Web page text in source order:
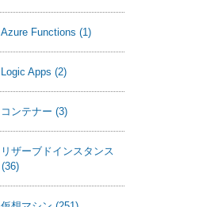
Azure Functions (1)
Logic Apps (2)
コンテナー (3)
リザーブドインスタンス
(36)